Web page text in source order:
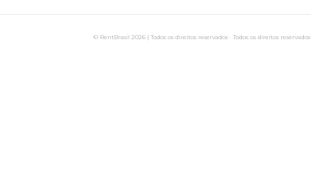
© RentBrasil 2026 | Todos os direitos reservados · Todos os direitos reservados